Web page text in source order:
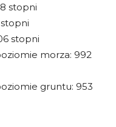
stopni
stopni
morza: 992
gruntu: 953